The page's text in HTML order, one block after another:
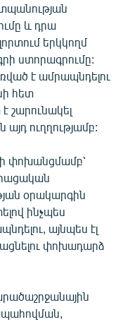
և դրա
երկկողմ
ստորագրումը:
է ամրապնդելու
հետ
շարունակել
ուղղությամբ:
փոխանցմամբ՝
օրակարգին
ինչպես
այնպես էլ
փոխադարձ